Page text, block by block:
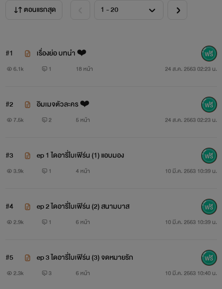
ค่อยแสดงออกตลอดเวลาว่าปลื้มมาโนชลูกเพื่อนของคุณพ่อกับ
คุณหมอมาโนชเรียนเก่งมาตั้งแต่เด็กเด็ก เป็นหัวหน้าห้องจน
สุดท้ายที่เรียนชั้นเดียวกันก็คือมัธยมปลายคุณหมอมาโนชก็ได้
ส่วนใบเฟิร์นเรียนได้ที่สุดท้ายมาโดยตลอด แต่หญิงสาวก็ไม่
เต็ด ใบเฟิร์นทำทุกอย่างเพื่อที่จะได้มาอยู่ในห้องนี้เพื่อที่หวังว่า
เวลาเรียนจะได้แอบมองใบหน้าหล่อเหลาของคุณหมอ
เฟิร์นเป็นอย่างมาก หญิงสาวเรียนอยู่โรงเรียนนี้แทบจะไม่มีใคร
มองเห็นเธอด้วยซ้ำ แต่ใบเฟิร์นก็พยายามแสดงออกว่ามีตัวตน
คิดว่าใบเฟิร์นเป็นผู้หญิงแรดและใจง่ายมาโดยตลอดจนกระทั่ง ทั้ง
สองคนได้แต่งงานกันตามความต้องการของผู้ใหญ่ทั้งสองฝ่าย
ตอนแรกสุด
#1 เรื่องย่อ บทนำ ❤️
6.1k 1 18 หน้า 24 ส.ค. 2563 02:23 น.
#2 อิมเมจตัวละคร ❤️
7.5k 2 5 หน้า 24 ส.ค. 2563 02:23 น.
#3 ep 1 ไดอารี่ใบเฟิร์น (1) แอบมอง
3.9k 1 4 หน้า 10 มี.ค. 2563 10:39 น.
#4 ep 2 ไดอารี่ใบเฟิร์น (2) สนามบาส
2.9k 1 6 หน้า 10 มี.ค. 2563 10:39 น.
#5 ep 3 ไดอารี่ใบเฟิร์น (3) จดหมายรัก
2.3k 3 6 หน้า 10 มี.ค. 2563 10:40 น.